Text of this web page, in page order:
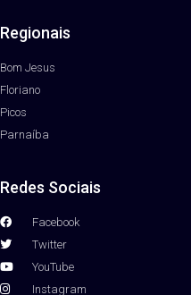
Regionais
Bom Jesus
Floriano
Picos
Parnaíba
Redes Sociais
Facebook
Twitter
YouTube
Instagram